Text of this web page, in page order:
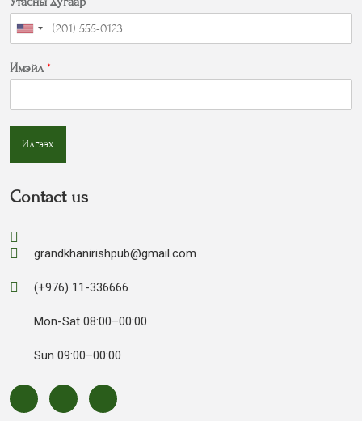
Имэйл *
Илгээх
Contact us
grandkhanirishpub@gmail.com
(+976) 11-336666
Mon-Sat 08:00–00:00
Sun 09:00–00:00